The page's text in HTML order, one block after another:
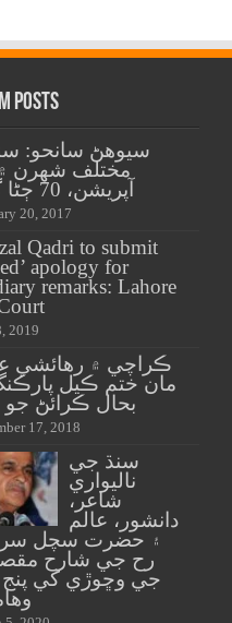
Posts
سيوهڻ سانحو:
مختلف شهرن
آپريشن، 70 ڄڻا گرفتارُ
20, 2017
Qadri to submit
apology for
remarks: Lahore
2019
ڪراچي ۾ رهائشي
مان ختم ڪيل پارڪنگ
بحال ڪرائڻ جو
17, 2018
سنڌ جي
ناليواري
شاعر،
دانشور، عالم
۽ حضرت سچل
رح جي شارح
جي وڇوڙي کي پنج